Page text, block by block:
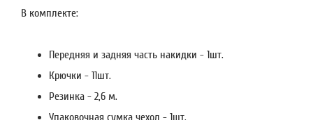
В комплекте:
Передняя и задняя часть накидки - 1шт.
Крючки - 11шт.
Резинка - 2,6 м.
Упаковочная сумка чехол - 1шт.